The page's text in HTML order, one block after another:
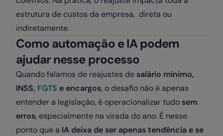
estrutura de custos da empresa, direta ou
indiretamente.
Como automação e IA podem
ajudar nesse processo
Quando falamos de reajustes de salário mínimo,
INSS, FGTS e encargos, o desafio não é apenas
entender a legislação, é operacionalizar tudo sem
erros, especialmente na virada do ano. É nesse
ponto que a IA deixa de ser apenas tendência e se